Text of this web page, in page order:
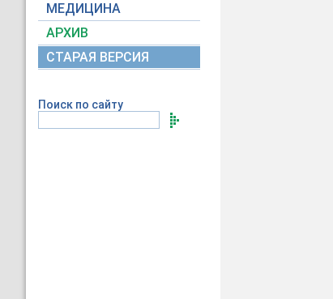
МЕДИЦИНА
АРХИВ
СТАРАЯ ВЕРСИЯ
Поиск по сайту